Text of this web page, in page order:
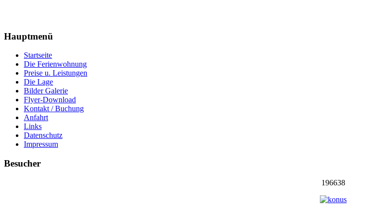
Hauptmenü
Startseite
Die Ferienwohnung
Preise u. Leistungen
Die Lage
Bilder Galerie
Flyer-Download
Kontakt / Buchung
Anfahrt
Links
Datenschutz
Impressum
Besucher
196638